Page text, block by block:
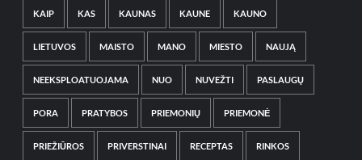
KAIP KAS KAUNAS KAUNE KAUNO
LIETUVOS MAISTO MANO MIESTO NAUJĄ
NEEKSPLOATUOJAMA NUO NUVEŽTI PASLAUGŲ
PORA PRATYBOS PRIEMONIŲ PRIEMONĖ
PRIEŽIŪROS PRIVERSTINAI RECEPTAS RINKOS